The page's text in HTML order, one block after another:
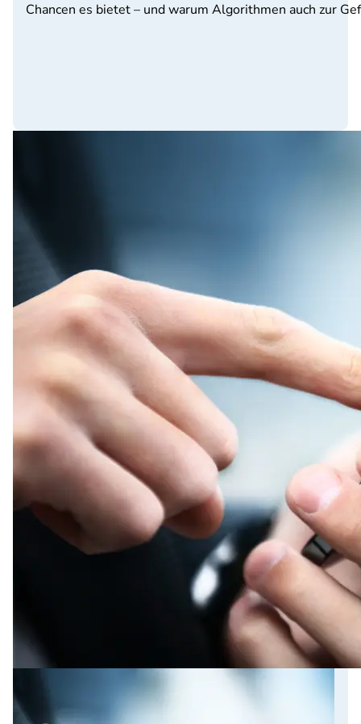
Chancen es bietet – und warum Algorithmen auch zur